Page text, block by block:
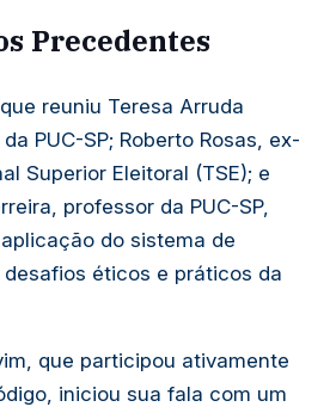
Precedentes
reuniu Teresa Arruda
PUC-SP; Roberto Rosas, ex-
Superior Eleitoral (TSE); e
professor da PUC-SP,
do sistema de
éticos e práticos da
que participou ativamente
iniciou sua fala com um